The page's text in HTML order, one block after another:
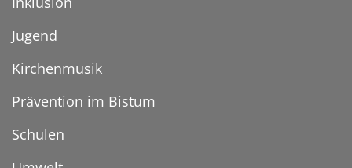
Jugend
Kirchenmusik
Prävention im Bistum
Schulen